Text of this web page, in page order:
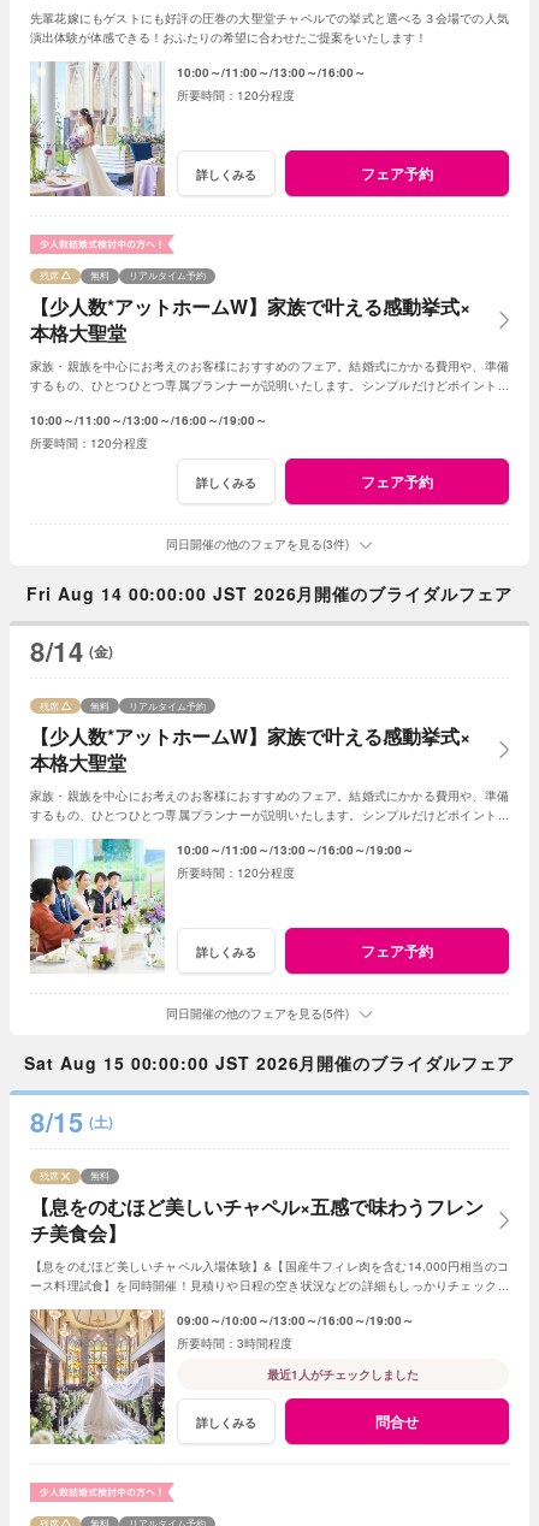
先輩花嫁にもゲストにも好評の圧巻の大聖堂チャペルでの挙式と選べる３会場での人気
演出体験が体感できる！おふたりの希望に合わせたご提案をいたします！
10:00～ 11:00～ 13:00～ 16:00～
120分程度
詳しくみる フェア予約
【少人数*アットホームW】家族で叶える感動挙式×
本格大聖堂
残席 無料 リアルタイム予約
家族・親族を中心にお考えのお客様におすすめのフェア。結婚式にかかる費用や、準備
するもの、ひとつひとつ専属プランナーが説明いたします。シンプルだけどポイントを
10:00～ 11:00～ 13:00～ 16:00～ 19:00～
120分程度
詳しくみる フェア予約
同日開催の他のフェアを見る(3件)
Fri Aug 14 00:00:00 JST 2026月開催のブライダルフェア
8/14 (金)
【少人数*アットホームW】家族で叶える感動挙式×
本格大聖堂
残席 無料 リアルタイム予約
家族・親族を中心にお考えのお客様におすすめのフェア。結婚式にかかる費用や、準備
するもの、ひとつひとつ専属プランナーが説明いたします。シンプルだけどポイントを
10:00～ 11:00～ 13:00～ 16:00～ 19:00～
120分程度
詳しくみる フェア予約
同日開催の他のフェアを見る(5件)
Sat Aug 15 00:00:00 JST 2026月開催のブライダルフェア
8/15 (土)
【息をのむほど美しいチャペル×五感で味わうフレン
チ美食会】
残席 無料
【息をのむほど美しいチャペル入場体験】&【国産牛フィレ肉を含む14,000円相当のコ
ース料理試食】を同時開催！見積りや日程の空き状況などの詳細もしっかりチェックで
09:00～ 10:00～ 13:00～ 16:00～ 19:00～
3時間程度
最近1人がチェックしました
詳しくみる 問合せ
残席 無料 リアルタイム予約